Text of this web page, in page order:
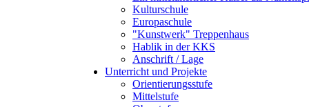
Kulturschule
Europaschule
"Kunstwerk" Treppenhaus
Hablik in der KKS
Anschrift / Lage
Unterricht und Projekte
Orientierungsstufe
Mittelstufe